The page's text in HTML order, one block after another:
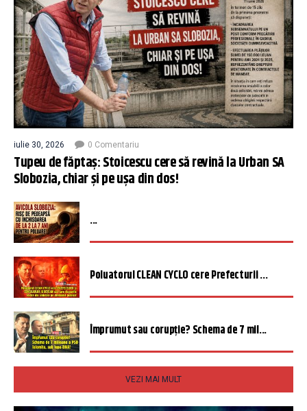
iulie 30, 2026 0 Comentariu
Tupeu de făptaș: Stoicescu cere să revină la Urban SA
Slobozia, chiar și pe ușa din dos!
...
Poluatorul CLEAN CYCLO cere Prefecturii ...
Împrumut sau corupție? Schema de 7 mil...
VEZI MAI MULT